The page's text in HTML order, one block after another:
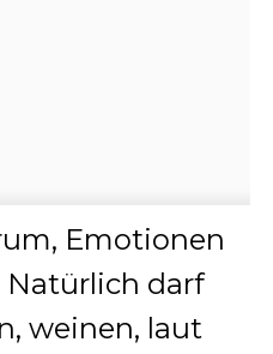
Emotionen
Natürlich darf
weinen, laut